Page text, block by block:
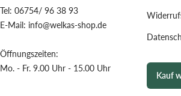
Tel: 06754/ 96 38 93
E-Mail: info@welkas-shop.de
Öffnungszeiten:
Mo. - Fr. 9.00 Uhr - 15.00 Uhr
Kauf